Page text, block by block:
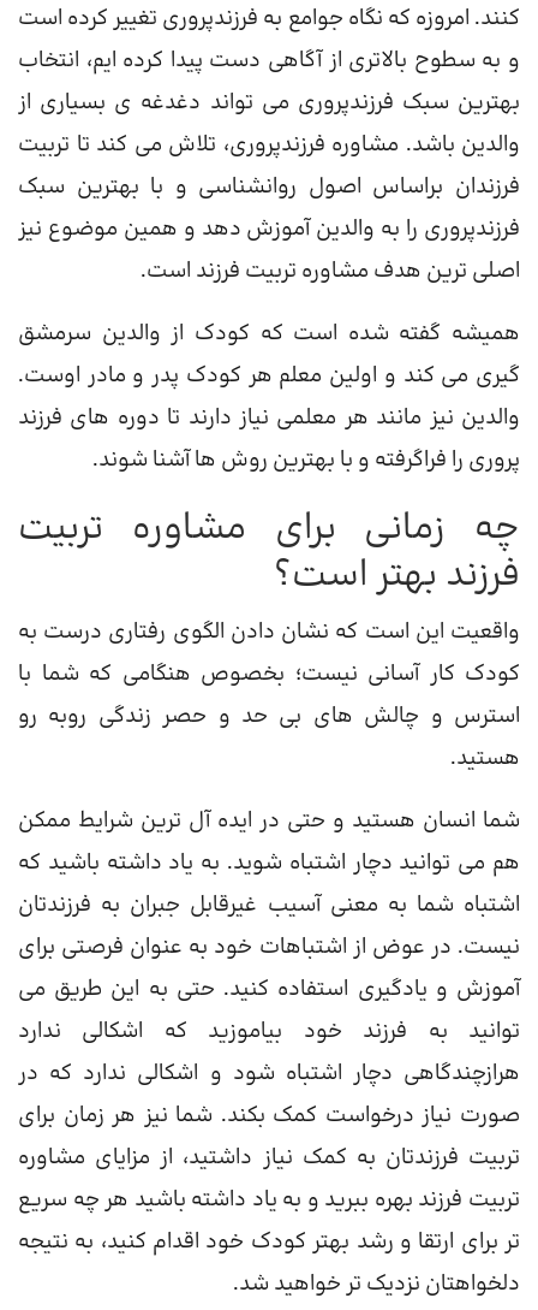
کنند. امروزه که نگاه جوامع به فرزندپروری تغییر کرده است
و به سطوح بالاتری از آگاهی دست پیدا کرده ایم، انتخاب
بهترین سبک فرزندپروری می تواند دغدغه ی بسیاری از
والدین باشد. مشاوره فرزندپروری، تلاش می کند تا تربیت
فرزندان براساس اصول روانشناسی و با بهترین سبک
فرزندپروری را به والدین آموزش دهد و همین موضوع نیز
اصلی ترین هدف مشاوره تربیت فرزند است.
همیشه گفته شده است که کودک از والدین سرمشق
گیری می کند و اولین معلم هر کودک پدر و مادر اوست.
والدین نیز مانند هر معلمی نیاز دارند تا دوره های فرزند
پروری را فراگرفته و با بهترین روش ها آشنا شوند.
چه زمانی برای مشاوره تربیت
فرزند بهتر است؟
واقعیت این است که نشان دادن الگوی رفتاری درست به
کودک کار آسانی نیست؛ بخصوص هنگامی که شما با
استرس و چالش های بی حد و حصر زندگی روبه رو
هستید.
شما انسان هستید و حتی در ایده آل ترین شرایط ممکن
هم می توانید دچار اشتباه شوید. به یاد داشته باشید که
اشتباه شما به معنی آسیب غیرقابل جبران به فرزندتان
نیست. در عوض از اشتباهات خود به عنوان فرصتی برای
آموزش و یادگیری استفاده کنید. حتی به این طریق می
توانید به فرزند خود بیاموزید که اشکالی ندارد
هرازچندگاهی دچار اشتباه شود و اشکالی ندارد که در
صورت نیاز درخواست کمک بکند. شما نیز هر زمان برای
تربیت فرزندتان به کمک نیاز داشتید، از مزایای مشاوره
تربیت فرزند بهره ببرید و به یاد داشته باشید هر چه سریع
تر برای ارتقا و رشد بهتر کودک خود اقدام کنید، به نتیجه
دلخواهتان نزدیک تر خواهید شد.